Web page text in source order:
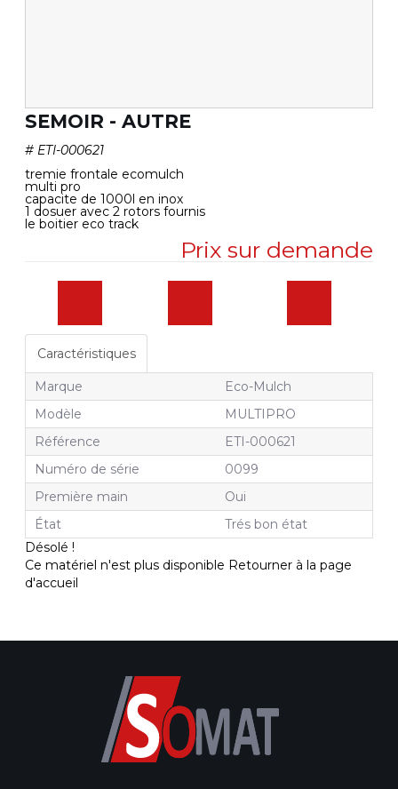
SEMOIR - AUTRE
# ETI-000621
Prix sur demande
tremie frontale ecomulch
multi pro
capacite de 1000l en inox
1 dosuer avec 2 rotors fournis
le boitier eco track
Caractéristiques
Marque
Eco-Mulch
Modèle
MULTIPRO
Référence
ETI-000621
Numéro de série
0099
Première main
Oui
État
Trés bon état
Désolé !
Ce matériel n'est plus disponible Retourner à la page
d'accueil